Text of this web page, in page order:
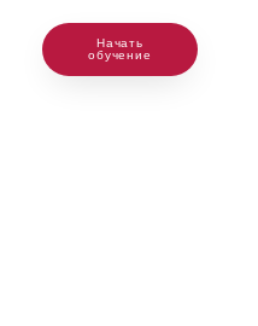
Начать
обучение